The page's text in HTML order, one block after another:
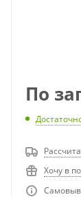
По
Хочу в